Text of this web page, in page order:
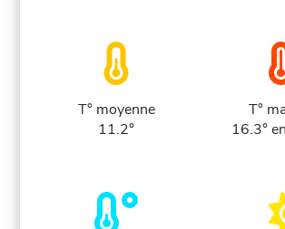
T° moyenne
11.2°
T°
16.3°